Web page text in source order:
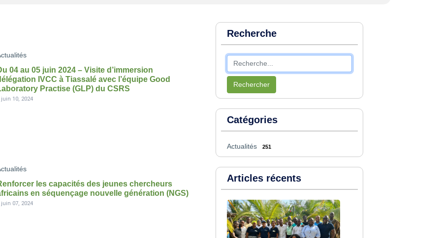
04 au 05 juin 2024 – Visite d’immersion
IVCC à Tiassalé avec l’équipe Good
Practise (GLP) du CSRS
juin 10, 2024
les capacités des jeunes chercheurs
en séquençage nouvelle génération (NGS)
juin 07, 2024
Recherche
Rechercher
Catégories
Actualités 251
Articles récents